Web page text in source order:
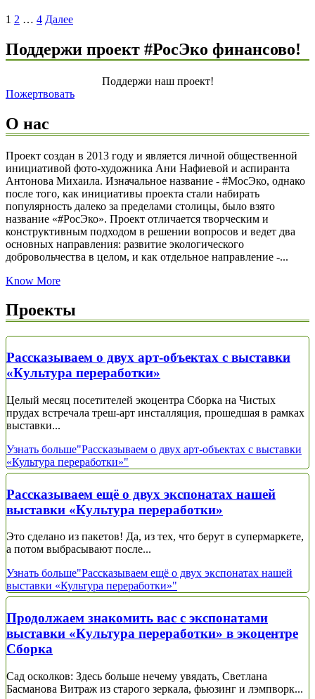
1 2 … 4 Далее
Поддержи проект #РосЭко финансово!
Поддержи наш проект!
Пожертвовать
О нас
Проект создан в 2013 году и является личной общественной
инициативой фото-художника Ани Нафиевой и аспиранта
Антонова Михаила. Изначальное название - #МосЭко, однако
после того, как инициативы проекта стали набирать
популярность далеко за пределами столицы, было взято
название «#РосЭко». Проект отличается творческим и
конструктивным подходом в решении вопросов и ведет два
основных направления: развитие экологического
добровольчества в целом, и как отдельное направление -...
Know More
Проекты
Рассказываем о двух арт-объектах с выставки
«Культура переработки»
Целый месяц посетителей экоцентра Сборка на Чистых
прудах встречала треш-арт инсталляция, прошедшая в рамках
выставки...
Узнать больше"Рассказываем о двух арт-объектах с выставки
«Культура переработки»"
Рассказываем ещё о двух экспонатах нашей
выставки «Культура переработки»
Это сделано из пакетов! Да, из тех, что берут в супермаркете,
а потом выбрасывают после...
Узнать больше"Рассказываем ещё о двух экспонатах нашей
выставки «Культура переработки»"
Продолжаем знакомить вас с экспонатами
выставки «Культура переработки» в экоцентре
Сборка
Сад осколков: Здесь больше нечему увядать, Светлана
Басманова Витраж из старого зеркала, фьюзинг и лэмпворк...